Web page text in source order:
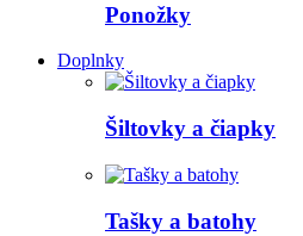
Ponožky
Doplnky
Šiltovky a čiapky
Tašky a batohy